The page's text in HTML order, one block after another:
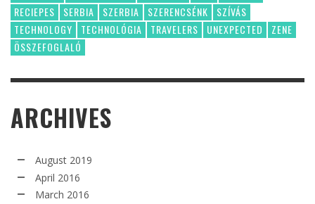
RECIEPES
SERBIA SZERBIA SZERENCSÉNK
SZÍVÁS
TECHNOLOGY
TECHNOLÓGIA TRAVELERS UNEXPECTED
ZENE
ÖSSZEFOGLALÓ
ARCHIVES
August 2019
April 2016
March 2016